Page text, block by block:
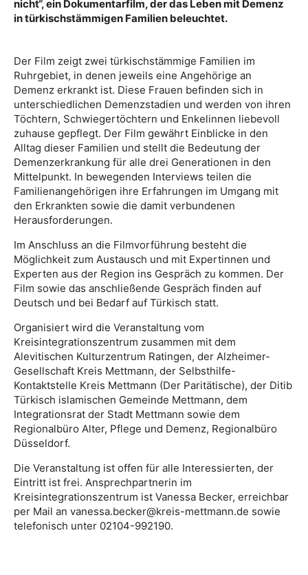
nicht“, ein Dokumentarfilm, der das Leben mit Demenz
in türkischstämmigen Familien beleuchtet.
Der Film zeigt zwei türkischstämmige Familien im
Ruhrgebiet, in denen jeweils eine Angehörige an
Demenz erkrankt ist. Diese Frauen befinden sich in
unterschiedlichen Demenzstadien und werden von ihren
Töchtern, Schwiegertöchtern und Enkelinnen liebevoll
zuhause gepflegt. Der Film gewährt Einblicke in den
Alltag dieser Familien und stellt die Bedeutung der
Demenzerkrankung für alle drei Generationen in den
Mittelpunkt. In bewegenden Interviews teilen die
Familienangehörigen ihre Erfahrungen im Umgang mit
den Erkrankten sowie die damit verbundenen
Herausforderungen.
Im Anschluss an die Filmvorführung besteht die
Möglichkeit zum Austausch und mit Expertinnen und
Experten aus der Region ins Gespräch zu kommen. Der
Film sowie das anschließende Gespräch finden auf
Deutsch und bei Bedarf auf Türkisch statt.
Organisiert wird die Veranstaltung vom
Kreisintegrationszentrum zusammen mit dem
Alevitischen Kulturzentrum Ratingen, der Alzheimer-
Gesellschaft Kreis Mettmann, der Selbsthilfe-
Kontaktstelle Kreis Mettmann (Der Paritätische), der Ditib
Türkisch islamischen Gemeinde Mettmann, dem
Integrationsrat der Stadt Mettmann sowie dem
Regionalbüro Alter, Pflege und Demenz, Regionalbüro
Düsseldorf.
Die Veranstaltung ist offen für alle Interessierten, der
Eintritt ist frei. Ansprechpartnerin im
Kreisintegrationszentrum ist Vanessa Becker, erreichbar
per Mail an vanessa.becker@kreis-mettmann.de sowie
telefonisch unter 02104-992190.